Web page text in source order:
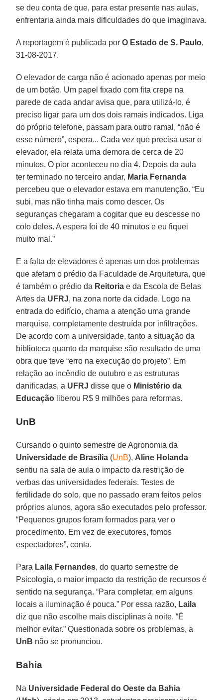
se deu conta de que, para estar presente nas aulas,
enfrentaria ainda mais dificuldades do que imaginava.
A reportagem é publicada porO Estado de S. Paulo,
31-08-2017.
O elevador de carga não é acionado apenas por meio
de um botão. Um papel fixado com fita crepe na
parede de cada andar avisa que, para utilizá-lo, é
preciso ligar para um dos dois ramais indicados. Liga
do próprio telefone, passam para outro ramal, “não é
esse número”, espera... Cada vez que precisa usar o
elevador, ela relata uma demora de cerca de 20
minutos. O pior aconteceu no dia 4. Depois da aula
ter terminado no terceiro andar, Maria Fernanda
percebeu que o elevador estava em manutenção. “Eu
subi, mas não tinha mais como descer. Os
seguranças chegaram a cogitar que eu descesse no
colo deles. A espera foi de 40 minutos e eu fiquei
muito mal.”
E a falta de elevadores é apenas um dos problemas
que afetam o prédio da Faculdade de Arquitetura, que
é também o prédio da Reitoria e da Escola de Belas
Artes da UFRJ, na zona norte da cidade. Logo na
entrada do edifício, chama a atenção uma grande
marquise, completamente destruída por infiltrações.
De acordo com a universidade, tanto a situação da
biblioteca quanto da marquise são resultado de uma
obra que teve “erro na execução do projeto”. Em
relação ao incêndio de outubro e as estruturas
danificadas, a UFRJ disse que o Ministério da
Educação liberou R$ 9 milhões para reformas.
UnB
Cursando o quinto semestre de Agronomia da
Universidade de Brasília (UnB), Aline Holanda
sentiu na sala de aula o impacto da restrição de
verbas das universidades federais. Testes de
fertilidade do solo, que no passado eram feitos pelos
próprios alunos, agora são executados pelo professor.
“Pequenos grupos foram formados para ver o
procedimento. Em vez de executores, fomos
espectadores”, conta.
Para Laila Fernandes, do quarto semestre de
Psicologia, o maior impacto da restrição de recursos é
sentido na segurança. “Para completar, em alguns
locais a iluminação é pouca.” Por essa razão, Laila
diz que não escolhe mais disciplinas à noite. “É
melhor evitar.” Questionada sobre os problemas, a
UnB não se pronunciou.
Bahia
Na Universidade Federal do Oeste da Bahia